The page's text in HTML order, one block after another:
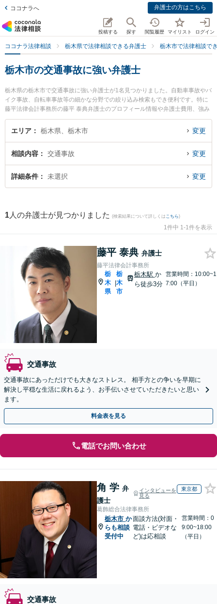
ココナラへ 弁護士の方はこちら
投稿する 探す 閲覧履歴 マイリスト ログイン
ココナラ法律相談 栃木県で法律相談できる弁護士 栃木市で法律相談で
栃木市の交通事故に強い弁護士
栃木県の栃木市で交通事故に強い弁護士が1名見つかりました。自動車事故やバ
イク事故、自転車事故等の細かな分野での絞り込み検索もでき便利です。特に
藤平法律会計事務所の藤平 泰典弁護士のプロフィール情報や弁護士費用、強み
などが注目されています。『栃木市で土日や夜間に発生した交通事故のトラブ
ルを今すぐに弁護士に相談したい』『交通事故のトラブル解決の実績豊富な近
エリア 栃木県、栃木市 変更
相談内容 交通事故 変更
詳細条件 未選択 変更
1 人の弁護士が見つかりました (検索結果について詳しくは こちら)
1件中 1-1件を表示
藤平 泰典 弁護士
藤平法律会計事務所
栃
木
県
|
栃
木
市
栃木駅 か
ら徒歩3分
営業時間：10:00~1
7:00（平日）
交通事故
交通事故にあっただけでも大きなストレス。 相手方との争いを早期に
解決し平穏な生活に戻れるよう、お手伝いさせていただきたいと思い
ます。
料金表を見る
電話でお問い合わせ
角 学 弁
護士
インタビューを
見る
東京都
葛飾総合法律事務所
栃木市 か
らも相談
受付中
面談方法(対面・
電話・ビデオな
ど)は応相談
営業時間：0
9:00~18:00
（平日）
交通事故